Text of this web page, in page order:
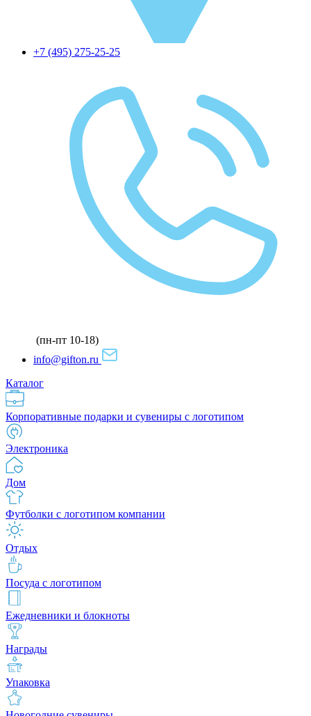
+7 (495) 275-25-25
(пн-пт 10-18)
info@gifton.ru
Каталог
Корпоративные подарки и сувениры с логотипом
Электроника
Дом
Футболки с логотипом компании
Отдых
Посуда с логотипом
Ежедневники и блокноты
Награды
Упаковка